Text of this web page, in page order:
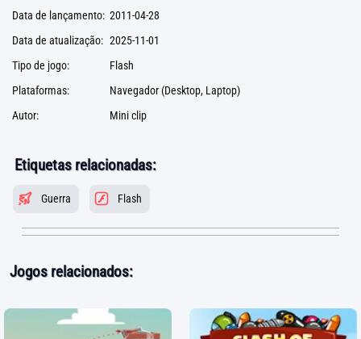
Data de lançamento: 2011-04-28
Data de atualização: 2025-11-01
Tipo de jogo:
Flash
Plataformas:
Navegador (Desktop, Laptop)
Autor:
Mini clip
Etiquetas relacionadas:
Guerra Flash
Jogos relacionados: